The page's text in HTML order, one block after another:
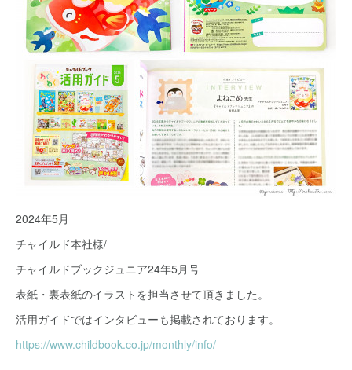
2024年5月
チャイルド本社様/
チャイルドブックジュニア24年5月号
表紙・裏表紙のイラストを担当させて頂きました。
活用ガイドではインタビューも掲載されております。
https://www.childbook.co.jp/monthly/info/